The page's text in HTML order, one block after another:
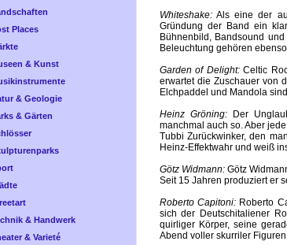
Places
& Kunst
& Geologie
& Gärten
& Handwerk
& Varieté
Whiteshake:Als eine der
Gründung der Band ein
Bühnenbild, Bandsound
Beleuchtung gehören
Garden of Delight:Celtic
erwartet die Zuschauer von
Elchpaddel und Mandola
Heinz Gröning:Der
manchmal auch so. Aber
Tubbi Zurückwinker, den
Heinz-Effektwahr und weiß
Götz Widmann:Götz
Seit 15 Jahren produziert er
Roberto Capitoni:Roberto
sich der Deutschitaliener
quirliger Körper, seine
Abend voller skurriler